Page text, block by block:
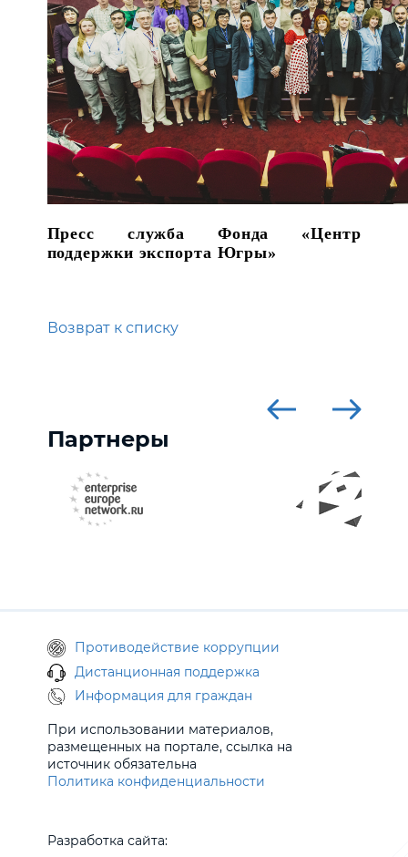
Пресс служба Фонда «Центр
поддержки экспорта Югры»
Возврат к списку
Партнеры
Противодействие коррупции
Дистанционная поддержка
Информация для граждан
При использовании материалов,
размещенных на портале, ссылка на
источник обязательна
Политика конфиденциальности
Разработка сайта: